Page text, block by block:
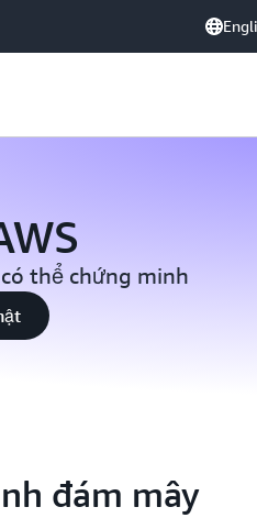
thể chứng minh
đám mây